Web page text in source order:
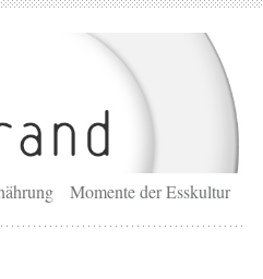
Momente der Esskultur